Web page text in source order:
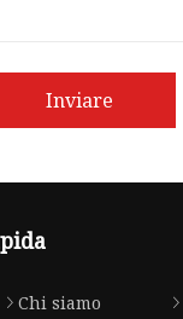
Inviare
Chi siamo